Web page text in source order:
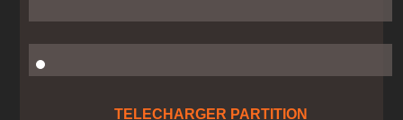
TELECHARGER PARTITION